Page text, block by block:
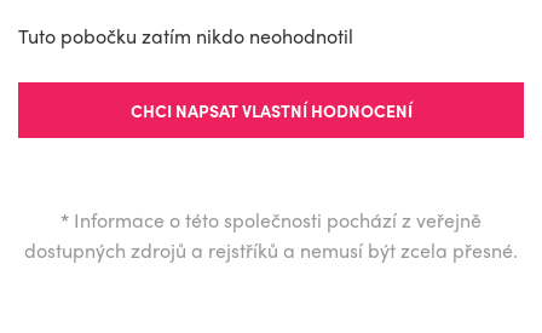
Tuto pobočku zatím nikdo neohodnotil
CHCI NAPSAT VLASTNÍ HODNOCENÍ
* Informace o této společnosti pochází z veřejně
dostupných zdrojů a rejstříků a nemusí být zcela přesné.